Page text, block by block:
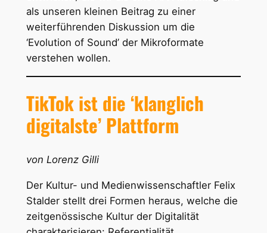
als unseren kleinen Beitrag zu einer
weiterführenden Diskussion um die
‘Evolution of Sound’ der Mikroformate
verstehen wollen.
TikTok ist die ‘klanglich
digitalste’ Plattform
von Lorenz Gilli
Der Kultur- und Medienwissenschaftler Felix
Stalder stellt drei Formen heraus, welche die
zeitgenössische Kultur der Digitalität